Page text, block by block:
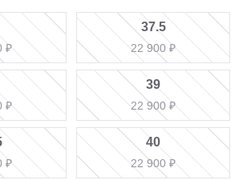
₽
37.5
22 900 ₽
₽
39
22 900 ₽
₽
40
22 900 ₽